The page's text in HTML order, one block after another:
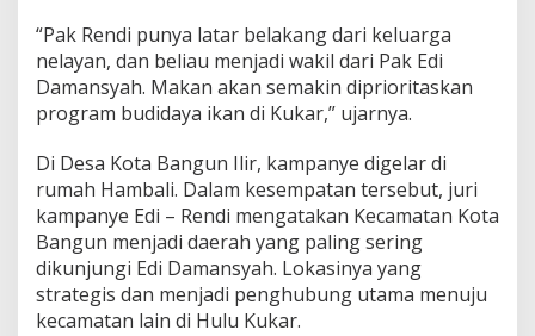
“Pak Rendi punya latar belakang dari keluarga
nelayan, dan beliau menjadi wakil dari Pak Edi
Damansyah. Makan akan semakin diprioritaskan
program budidaya ikan di Kukar,” ujarnya.
Di Desa Kota Bangun Ilir, kampanye digelar di
rumah Hambali. Dalam kesempatan tersebut, juri
kampanye Edi – Rendi mengatakan Kecamatan Kota
Bangun menjadi daerah yang paling sering
dikunjungi Edi Damansyah. Lokasinya yang
strategis dan menjadi penghubung utama menuju
kecamatan lain di Hulu Kukar.